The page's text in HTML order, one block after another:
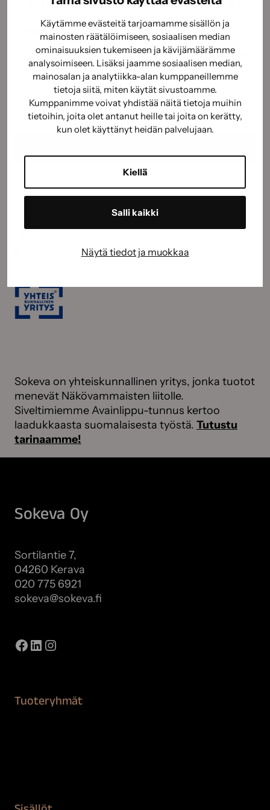
Käytämme evästeitä tarjoamamme sisällön ja
mainosten räätälöimiseen, sosiaalisen median
ominaisuuksien tukemiseen ja kävijämäärämme
analysoimiseen. Lisäksi jaamme sosiaalisen median,
mainosalan ja analytiikka-alan kumppaneillemme
tietoja siitä, miten käytät sivustoamme.
Kumppanimme voivat yhdistää näitä tietoja muihin
tietoihin, joita olet antanut heille tai joita on kerätty,
kun olet käyttänyt heidän palvelujaan.
Kiellä
Salli kaikki
Näytä tiedot ja muokkaa
vinkit, ohjeet ja tarjoukset suoraan sähköpostiisi.
Sähköposti
(Pakollinen)
Suostumus (Pakollinen)
Hyväksyn tietojeni käyttämisentietosuojaselosteen
mukaisesti.
(Pakollinen)
CAPTCHA
Sokeva on yhteiskunnallinen yritys, jonka tuotot
menevät Näkövammaisten liitolle.
Siveltimiemme Avainlippu-tunnus kertoo
laadukkaasta suomalaisesta työstä. Tutustu
tarinaamme!
Sokeva Oy
Sortilantie 7,
04260 Kerava
020 775 6921
sokeva@sokeva.fi
Facebook
LinkedIn
Instagram
Tuoteryhmät